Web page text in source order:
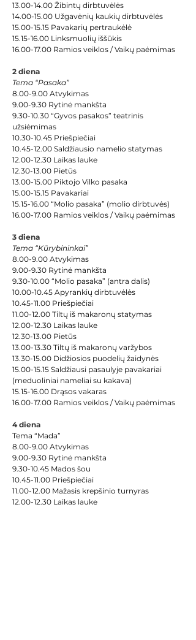
13.00-14.00 Žibintų dirbtuvėlės
14.00-15.00 Užgavėnių kaukių dirbtuvėlės
15.00-15.15 Pavakarių pertraukėlė
15.15-16.00 Linksmuolių iššūkis
16.00-17.00 Ramios veiklos / Vaikų paėmimas
2 diena
Tema “Pasaka”
8.00-9.00 Atvykimas
9.00-9.30 Rytinė mankšta
9.30-10.30 “Gyvos pasakos” teatrinis
užsiėmimas
10.30-10.45 Priešpiečiai
10.45-12.00 Saldžiausio namelio statymas
12.00-12.30 Laikas lauke
12.30-13.00 Pietūs
13.00-15.00 Piktojo Vilko pasaka
15.00-15.15 Pavakariai
15.15-16.00 “Molio pasaka” (molio dirbtuvės)
16.00-17.00 Ramios veiklos / Vaikų paėmimas
3 diena
Tema “Kūrybininkai”
8.00-9.00 Atvykimas
9.00-9.30 Rytinė mankšta
9.30-10.00 “Molio pasaka” (antra dalis)
10.00-10.45 Apyrankių dirbtuvėlės
10.45-11.00 Priešpiečiai
11.00-12.00 Tiltų iš makaronų statymas
12.00-12.30 Laikas lauke
12.30-13.00 Pietūs
13.00-13.30 Tiltų iš makaronų varžybos
13.30-15.00 Didžiosios puodelių žaidynės
15.00-15.15 Saldžiausi pasaulyje pavakariai
(meduoliniai nameliai su kakava)
15.15-16.00 Drąsos vakaras
16.00-17.00 Ramios veiklos / Vaikų paėmimas
4 diena
Tema “Mada”
8.00-9.00 Atvykimas
9.00-9.30 Rytinė mankšta
9.30-10.45 Mados šou
10.45-11.00 Priešpiečiai
11.00-12.00 Mažasis krepšinio turnyras
12.00-12.30 Laikas lauke